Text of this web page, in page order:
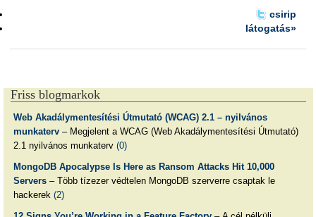
csirip
látogatás»
Friss blogmarkok
Web Akadálymentesítési Útmutató (WCAG) 2.1 – nyilvános
munkaterv– Megjelent a WCAG (Web Akadálymentesítési Útmutató)
2.1 nyilvános munkaterv (0)
MongoDB Apocalypse Is Here as Ransom Attacks Hit 10,000
Servers– Több tízezer védtelen MongoDB szerverre csaptak le
hackerek (2)